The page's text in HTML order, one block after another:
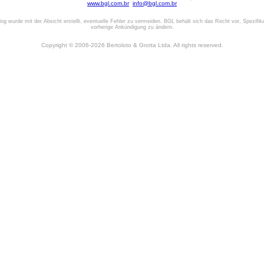
www.bgl.com.br info@bgl.com.br
wurde mit der Absicht erstellt, eventuelle Fehler zu vermeiden. BGL behält sich das Recht vor,
vorherige Ankündigung zu ändern.
Copyright © 2006-2026 Bertoloto & Grotta Ltda. All rights reserved.